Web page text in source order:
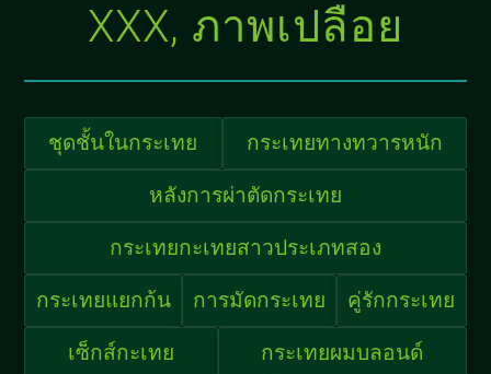
XXX, ภาพเปลือย
ชุดชั้นในกระเทย กระเทยทางทวารหนัก
หลังการผ่าตัดกระเทย
กระเทยกะเทยสาวประเภทสอง
กระเทยแยกก้น การมัดกระเทย คู่รักกระเทย
เซ็กส์กะเทย กระเทยผมบลอนด์